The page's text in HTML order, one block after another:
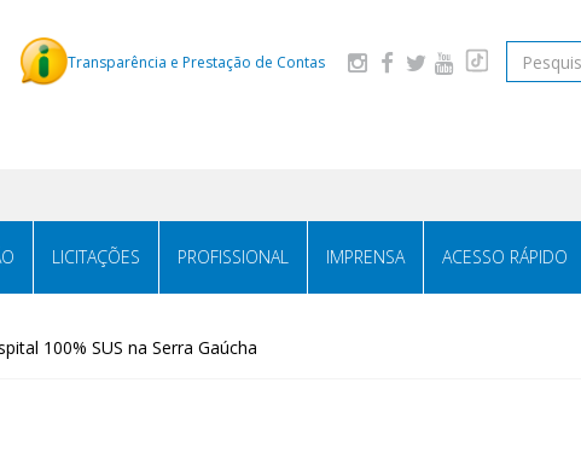
Transparência e Prestação de Contas Pesquisar
LICITAÇÕES PROFISSIONAL IMPRENSA ACESSO RÁPIDO
100% SUS na Serra Gaúcha